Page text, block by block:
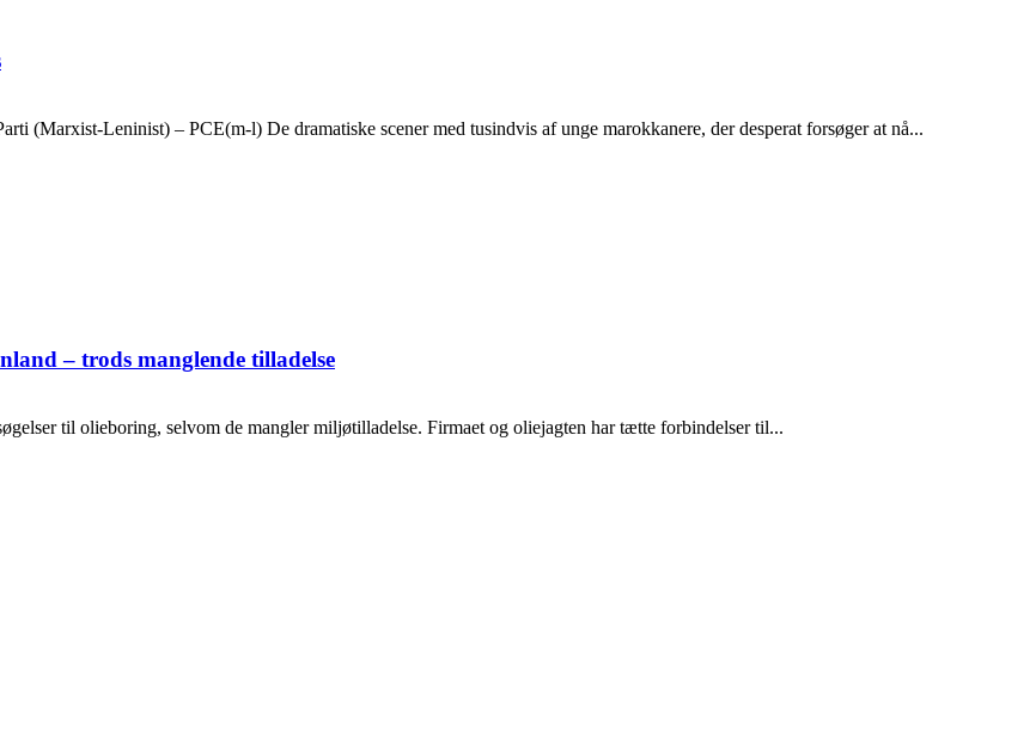
(Marxist-Leninist) – PCE(m-l) De dramatiske scener med tusindvis af unge marokkanere, der desperat forsøger at nå...
– trods manglende tilladelse
til olieboring, selvom de mangler miljøtilladelse. Firmaet og oliejagten har tætte forbindelser til...